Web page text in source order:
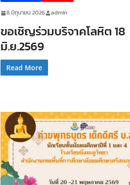
8 มิถุนายน 2026 admin
ขอเชิญร่วมบริจาคโลหิต 18
มิ.ย.2569
Read More